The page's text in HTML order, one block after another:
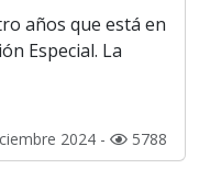
años que está en
Especial. La
2024 - 5788